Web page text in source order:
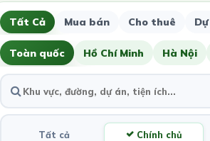
Tất Cả Mua bán Cho thuê
Toàn quốc Hồ Chí Minh Hà Nội
Tất cả Chính chủ